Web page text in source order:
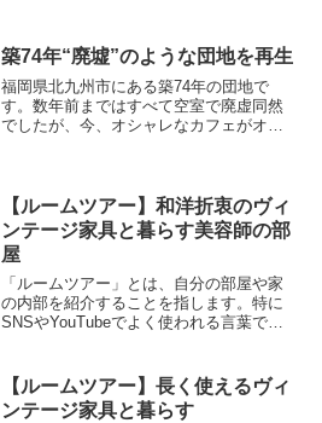
築74年“廃墟”のような団地を再生
福岡県北九州市にある築74年の団地で
す。数年前まではすべて空室で廃虚同然
でしたが、今、オシャレなカフェがオー
に開港、世界からの玄関口として栄え、
異国情緒あふれる建物が並ぶ、九州屈指
の観光名所。
【ルームツアー】和洋折衷のヴィ
ンテージ家具と暮らす美容師の部
屋
「ルームツアー」とは、自分の部屋や家
の内部を紹介することを指します。特に
SNSやYouTubeでよく使われる言葉で、
だわりポイントなどを見せる動画や記事
のことです。
【ルームツアー】長く使えるヴィ
ンテージ家具と暮らす